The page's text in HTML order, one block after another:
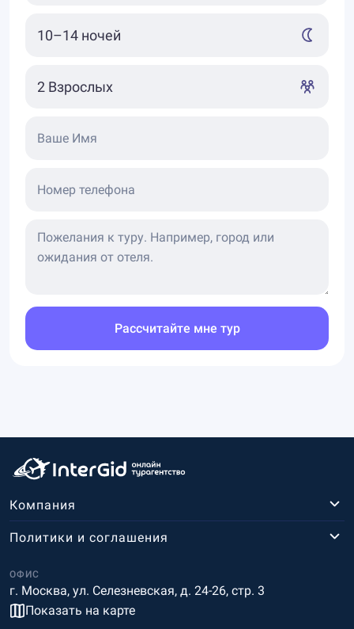
Ваше Имя
Номер телефона
Рассчитайте мне тур
Компания
ОФИС
г. Москва, ул. Селезневская, д. 24-26, стр. 3
Показать на карте
Политики и соглашения